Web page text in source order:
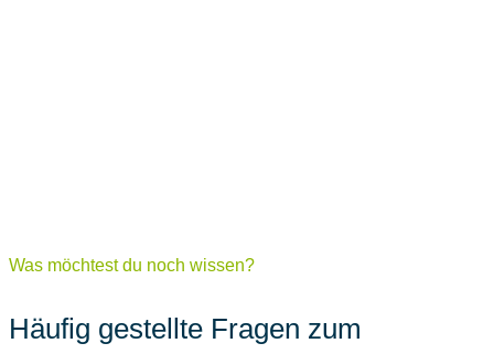
Was möchtest du noch wissen?
Häufig gestellte Fragen zum